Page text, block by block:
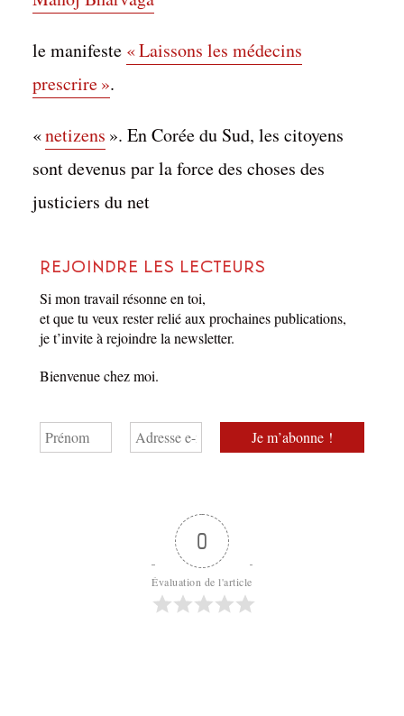
21 septembre 2022
1 Min. de lecture Commenter
le manifeste « Laissons les médecins
prescrire ».
«netizens ». En Corée du Sud, les citoyens
sont devenus par la force des choses des
justiciers du net
Rejoindre les lecteurs
Si mon travail résonne en toi,
et que tu veux rester relié aux prochaines publications,
je t’invite à rejoindre la newsletter.
Bienvenue chez moi.
0
Évaluation de l'article